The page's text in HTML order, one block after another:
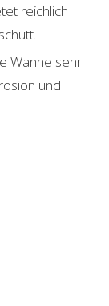
reichlich
Wanne sehr
und